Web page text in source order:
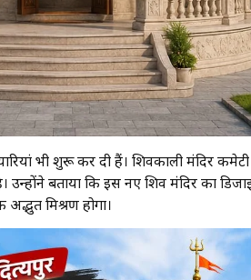
भी शुरू कर दी हैं। शिवकाली मंदिर
बताया कि इस नए शिव मंदिर का
मिश्रण होगा।